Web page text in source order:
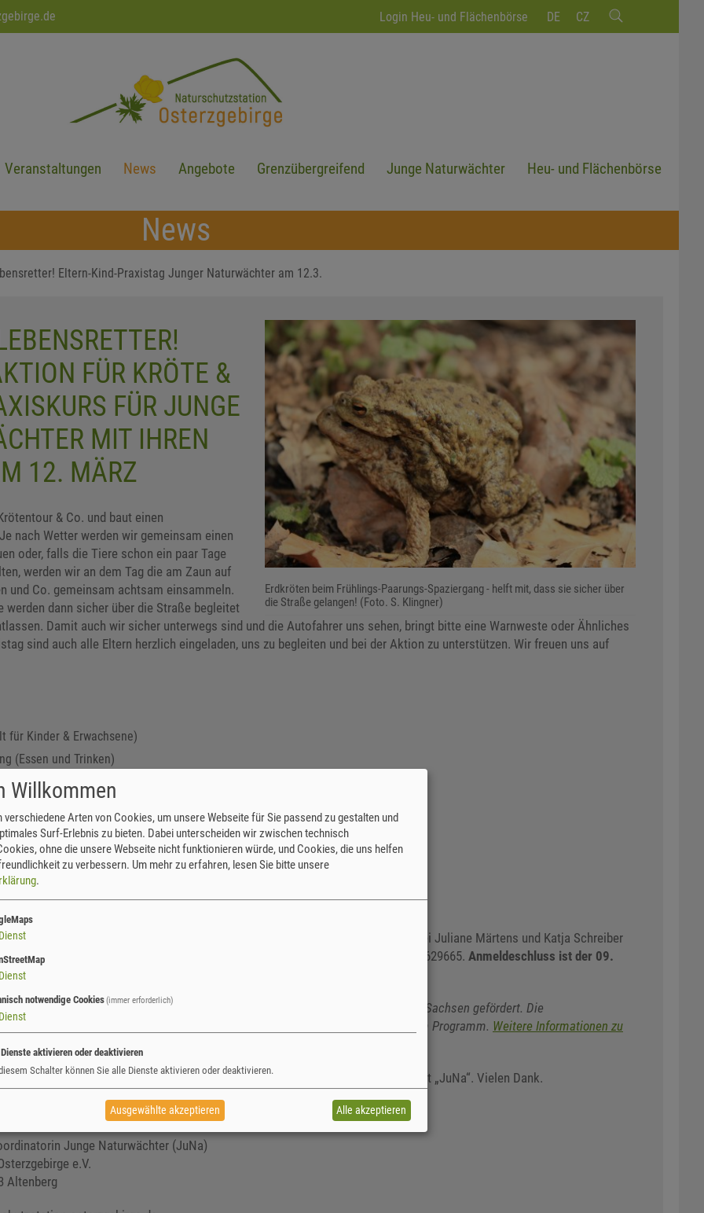
Login Heu- und Flächenbörse DE CZ
Veranstaltungen News Angebote Grenzübergreifend Junge Naturwächter Heu- und Flächenbörse
News
Eltern-Kind-Praxistag Junger Naturwächter am 12.3.
Erdkröten beim Frühlings-Paarungs-Spaziergang - helft mit, dass sie sicher über
die Straße gelangen! (Foto. S. Klingner)
FÜR KRÖTE &
FÜR JUNGE
MIT IHREN
12. MÄRZ
& Co. und baut einen
nach Wetter werden wir gemeinsam einen
oder, falls die Tiere schon ein paar Tage
werden wir an dem Tag die am Zaun auf
und Co. gemeinsam achtsam einsammeln.
werden dann sicher über die Straße begleitet
Damit auch wir sicher unterwegs sind und die Autofahrer uns sehen, bringt bitte eine Warnweste oder Ähnliches
sind auch alle Eltern herzlich eingeladen, uns zu begleiten und bei der Aktion zu unterstützen. Wir freuen uns auf
für Kinder & Erwachsene)
(Essen und Trinken)
Kleidung und festes Schuhwerk
(wenn vorhanden)
draußen in der Natur
und die Uhrzeit werden bei Anmeldung bekannt gegeben.
Praxistag ist kostenfrei.
sind ab sofort möglich bei Juliane Märtens und Katja Schreiber
unter 03504 - 629665. Anmeldeschluss ist der 09.
Naturwächter“ (JuNa) gibt es sachsenweit. Das Programm wird vom Freistaat Sachsen gefördert. Die
e.V. beteiligt sich mit zahlreichen Partnern und Aktivitäten an diesem Programm. Weitere Informationen zu
gern mit Ihrer Spende im JuNa-Programm unter dem Stichwort „JuNa“. Vielen Dank.
Junge Naturwächter (JuNa)
e.V.
Altenberg
Willkommen
verschiedene Arten von Cookies, um unsere Webseite für Sie passend zu gestalten und
Surf-Erlebnis zu bieten. Dabei unterscheiden wir zwischen technisch
ohne die unsere Webseite nicht funktionieren würde, und Cookies, die uns helfen
zu verbessern. Um mehr zu erfahren, lesen Sie bitte unsere
.
Dienst
Dienst
notwendige Cookies(immer erforderlich)
Dienst
aktivieren oder deaktivieren
Schalter können Sie alle Dienste aktivieren oder deaktivieren.
Ausgewählte akzeptieren Alle akzeptieren